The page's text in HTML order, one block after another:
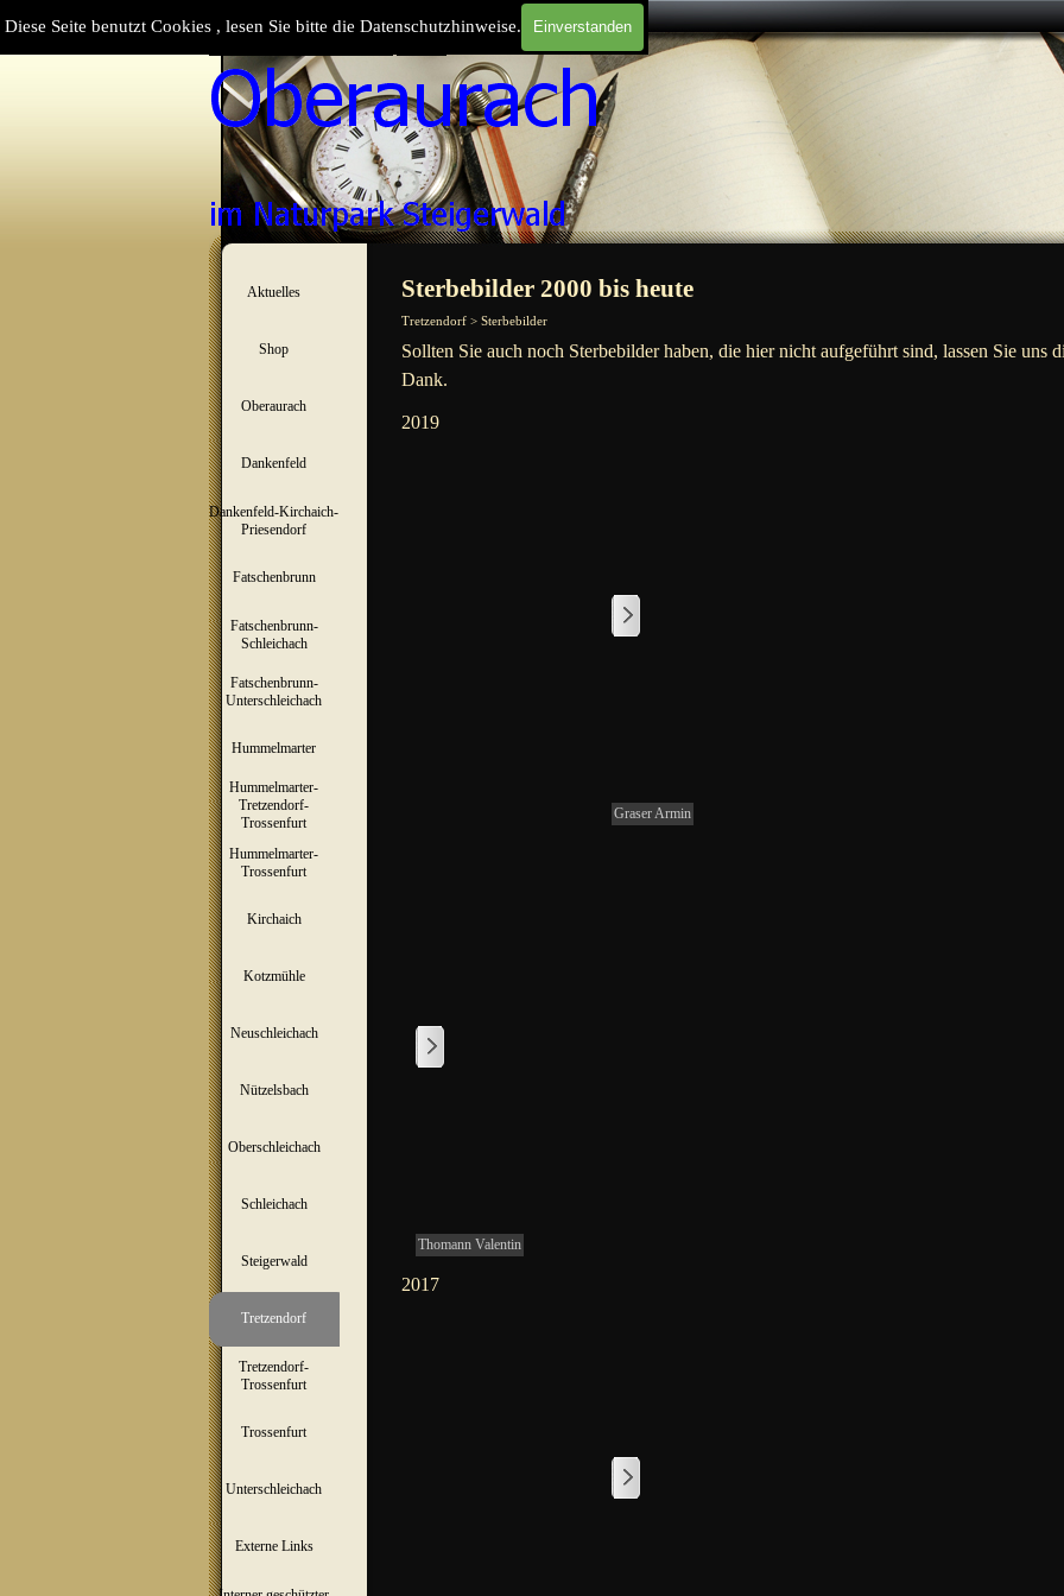
Diese Seite benutzt Cookies , lesen Sie bitte die Datenschutzhinweise. Einverstanden
Menü überspringen
Aktuelles ▼
Shop ▼
Oberaurach
Dankenfeld
Dankenfeld-Kirchaich-
Priesendorf
Fatschenbrunn
Fatschenbrunn-
Schleichach
Fatschenbrunn-
Unterschleichach
Hummelmarter
Hummelmarter-
Tretzendorf-
Trossenfurt
Hummelmarter-
Trossenfurt
Kirchaich
Kotzmühle
Neuschleichach
Nützelsbach
Oberschleichach
Schleichach
Steigerwald
Tretzendorf
Tretzendorf-
Trossenfurt
Trossenfurt
Unterschleichach
Externe Links
Sterbebilder 2000 bis heute
Tretzendorf > Sterbebilder
Sollten Sie auch noch Sterbebilder haben, die hier nicht aufgeführt sind, lassen Sie uns
Dank.
2019
1/1
Graser Armin
1/1
Thomann Valentin
2017